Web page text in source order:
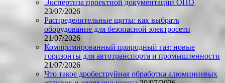
Экспертиза проектной документации ОПО
23/07/2026
Распределительные щиты: как выбрать
оборудование для безопасной электросети
21/07/2026
Компримированный природный газ: новые
горизонты для автотранспорта и промышленности
21/07/2026
Что такое дробеструйная обработка алюминиевых